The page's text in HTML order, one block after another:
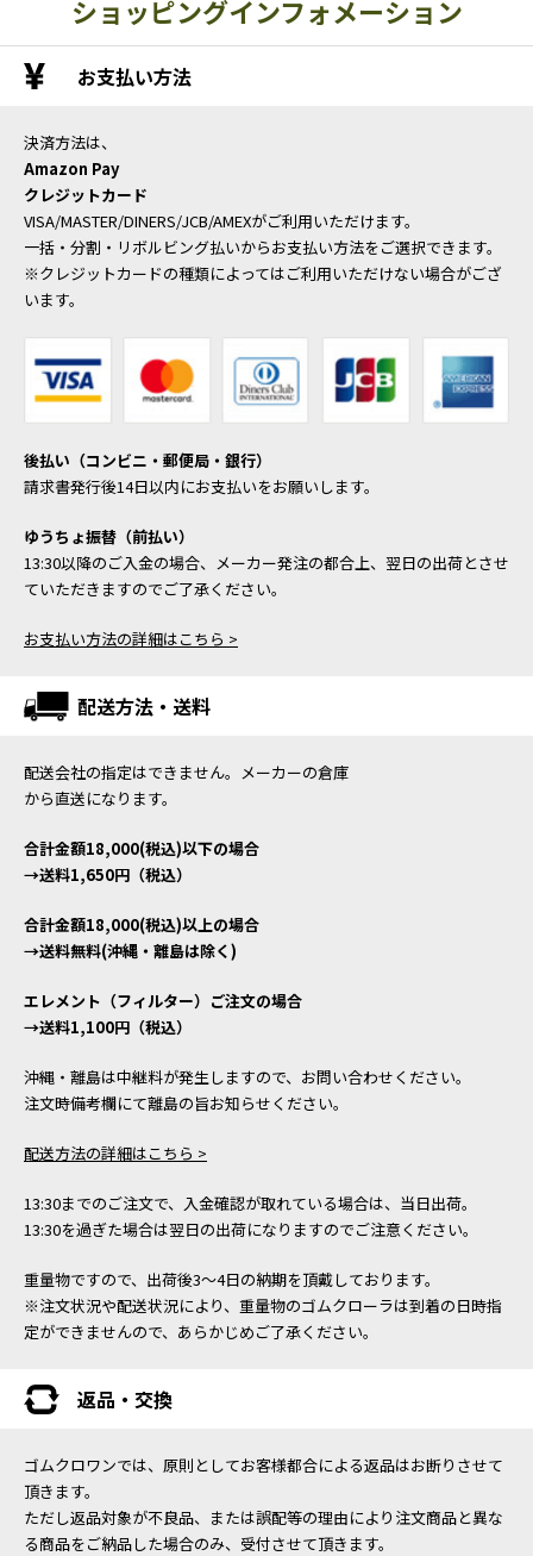
ショッピングインフォメーション
お支払い方法
決済方法は、
Amazon Pay
クレジットカード
VISA/MASTER/DINERS/JCB/AMEXがご利用いただけます。
一括・分割・リボルビング払いからお支払い方法をご選択できます。
※クレジットカードの種類によってはご利用いただけない場合がござ
います。
後払い（コンビニ・郵便局・銀行）
請求書発行後14日以内にお支払いをお願いします。
ゆうちょ振替（前払い）
13:30以降のご入金の場合、メーカー発注の都合上、翌日の出荷とさせ
ていただきますのでご了承ください。
お支払い方法の詳細はこちら >
配送方法・送料
配送会社の指定はできません。メーカーの倉庫
から直送になります。
合計金額18,000(税込)以下の場合
→送料1,650円（税込）
合計金額18,000(税込)以上の場合
→送料無料(沖縄・離島は除く)
エレメント（フィルター）ご注文の場合
→送料1,100円（税込）
沖縄・離島は中継料が発生しますので、お問い合わせください。
注文時備考欄にて離島の旨お知らせください。
配送方法の詳細はこちら >
13:30までのご注文で、入金確認が取れている場合は、当日出荷。
13:30を過ぎた場合は翌日の出荷になりますのでご注意ください。
重量物ですので、出荷後3～4日の納期を頂戴しております。
※注文状況や配送状況により、重量物のゴムクローラは到着の日時指
定ができませんので、あらかじめご了承ください。
返品・交換
ゴムクロワンでは、原則としてお客様都合による返品はお断りさせて
頂きます。
ただし返品対象が不良品、または誤配等の理由により注文商品と異な
る商品をご納品した場合のみ、受付させて頂きます。